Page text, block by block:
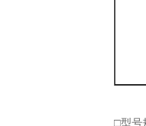
□型号